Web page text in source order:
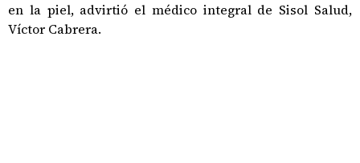
en la piel, advirtió el médico integral de Sisol Salud,
Víctor Cabrera.